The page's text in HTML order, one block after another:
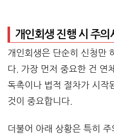
개인회생 진행 시 주의
개인회생은 단순히 신청만
다. 가장 먼저 중요한 건 연
독촉이나 법적 절차가 시작
것이 중요합니다.
더불어 아래 상황은 특히 주